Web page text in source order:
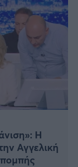
Η
Αγγελική